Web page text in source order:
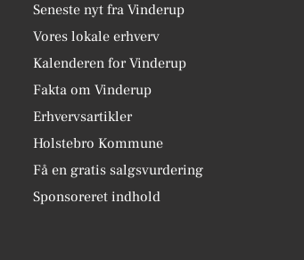
Seneste nyt fra Vinderup
Vores lokale erhverv
Kalenderen for Vinderup
Fakta om Vinderup
Erhvervsartikler
Holstebro Kommune
Få en gratis salgsvurdering
Sponsoreret indhold